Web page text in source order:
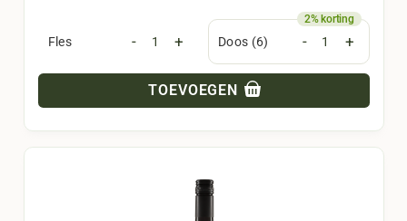
Fles - + Doos (6) - +
TOEVOEGEN